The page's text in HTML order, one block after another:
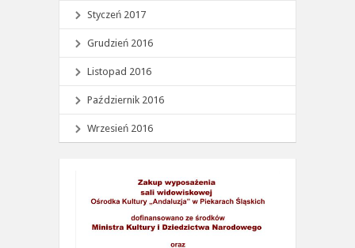
Styczeń 2017
Grudzień 2016
Listopad 2016
Październik 2016
Wrzesień 2016